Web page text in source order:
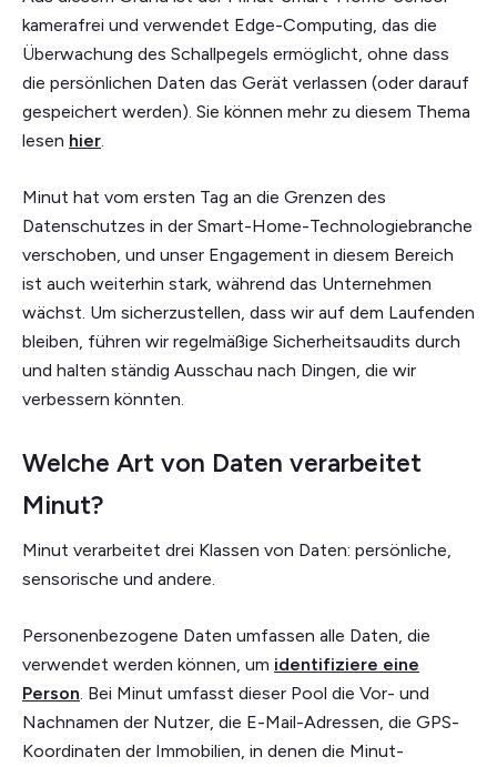
kamerafrei und verwendet Edge-Computing, das die
Überwachung des Schallpegels ermöglicht, ohne dass
die persönlichen Daten das Gerät verlassen (oder darauf
gespeichert werden). Sie können mehr zu diesem Thema
lesen hier
Minut hat vom ersten Tag an die Grenzen des
Datenschutzes in der Smart-Home-Technologiebranche
verschoben, und unser Engagement in diesem Bereich
ist auch weiterhin stark, während das Unternehmen
wächst. Um sicherzustellen, dass wir auf dem Laufenden
bleiben, führen wir regelmäßige Sicherheitsaudits durch
und halten ständig Ausschau nach Dingen, die wir
verbessern könnten.
Welche Art von Daten verarbeitet
Minut?
Minut verarbeitet drei Klassen von Daten: persönliche,
sensorische und andere.
Personenbezogene Daten umfassen alle Daten, die
verwendet werden können, um identifiziere eine
Person . Bei Minut umfasst dieser Pool die Vor- und
Nachnamen der Nutzer, die E-Mail-Adressen, die GPS-
Koordinaten der Immobilien, in denen die Minut-